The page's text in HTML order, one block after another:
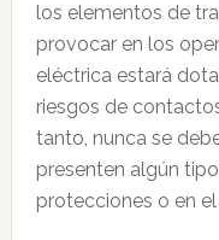
los elementos de
provocar en los
eléctrica estará
riesgos de
tanto, nunca se
presenten algún
protecciones o en